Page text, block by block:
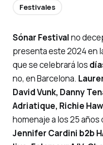
Sónar Festivalno
presenta este 2024 en
que se celebrará los
no, en Barcelona.
David Vunk, Danny
Adriatique, Richie
homenaje a los 25 años
Jennifer Cardini b2b
Festivales